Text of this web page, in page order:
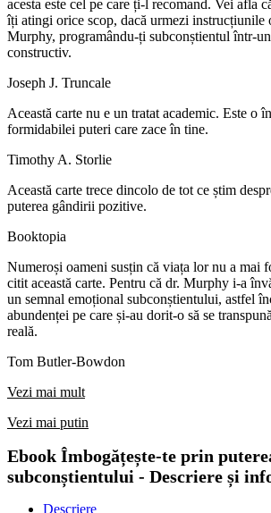
acesta este cel pe care ți-l recomand. Vei afla
îți atingi orice scop, dacă urmezi instrucțiunile
Murphy, programându-ți subconștientul într-
constructiv.
Joseph J. Truncale
Această carte nu e un tratat academic. Este o
formidabilei puteri care zace în tine.
Timothy A. Storlie
Această carte trece dincolo de tot ce știm
puterea gândirii pozitive.
Booktopia
Numeroși oameni susțin că viața lor nu a mai
citit această carte. Pentru că dr. Murphy i-a
un semnal emoțional subconștientului, astfel
abundenței pe care și-au dorit-o să se
reală.
Tom Butler-Bowdon
Vezi mai mult
Vezi mai putin
Ebook Îmbogățește-te prin
subconștientului - Descriere și
Descriere